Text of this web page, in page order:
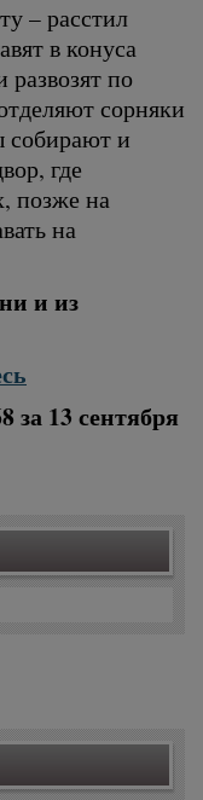
– расстил
в конуса
по
сорняки
и
где
позже на
на
и из
за 13 сентября